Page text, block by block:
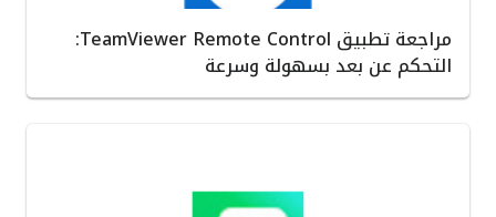
مراجعة تطبيق TeamViewer Remote Control:
التحكم عن بعد بسهولة وسرعة